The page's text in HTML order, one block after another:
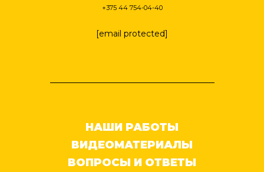
+375 44 754-04-40
[email protected]
НАШИ РАБОТЫ
ВИДЕОМАТЕРИАЛЫ
ВОПРОСЫ И ОТВЕТЫ